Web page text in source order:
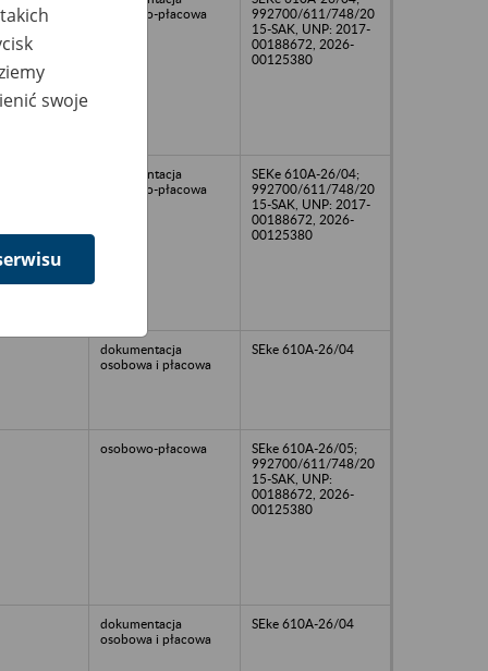
osobowo-płacowa
992700/611/748/20
15-SAK, UNP: 2017-
00188672, 2026-
00125380
dokumentacja
osobowo-płacowa
SEKe 610A-26/04;
992700/611/748/20
15-SAK, UNP: 2017-
00188672, 2026-
00125380
dokumentacja
osobowa i płacowa
SEke 610A-26/04
osobowo-płacowa
SEke 610A-26/05;
992700/611/748/20
15-SAK, UNP:
00188672, 2026-
00125380
dokumentacja
osobowa i płacowa
SEke 610A-26/04
swoje